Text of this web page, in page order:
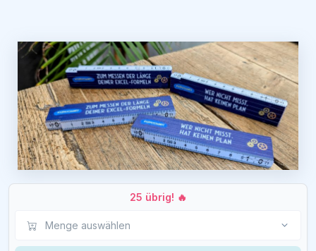
25 übrig! 🔥
Menge auswählen